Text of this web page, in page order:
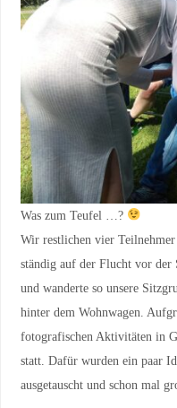
Was zum Teufel …?
Wir restlichen vier
ständig auf der Flucht vor der
und wanderte so unsere
hinter dem Wohnwagen.
fotografischen Aktivitäten in
statt. Dafür wurden ein paar
ausgetauscht und schon mal